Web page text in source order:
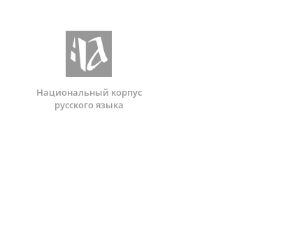
Национальный корпус
русского языка